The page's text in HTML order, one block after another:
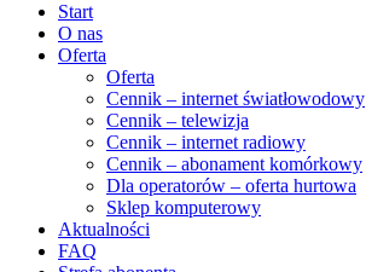
Start
O nas
Oferta
Oferta
Cennik – internet światłowodowy
Cennik – telewizja
Cennik – internet radiowy
Cennik – abonament komórkowy
Dla operatorów – oferta hurtowa
Sklep komputerowy
Aktualności
FAQ